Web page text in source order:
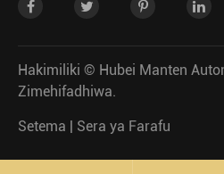
Hakimiliki © Hubei Manten
Zimehifadhiwa.
Setema | Sera ya Farafu